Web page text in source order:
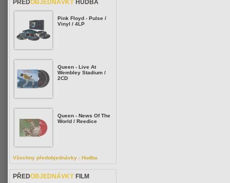
PŘEDOBJEDNÁVKY HUDBA
Pink Floyd - Pulse /
Vinyl / 4LP
Queen - Live At
Wembley Stadium /
2CD
Queen - News Of The
World / Reedice
Všechny předobjednávky - Hudba
PŘEDOBJEDNÁVKY FILM